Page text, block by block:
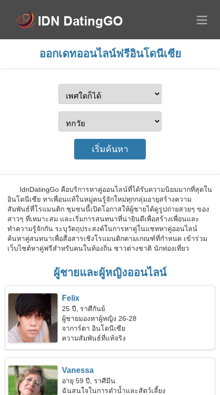
ออกเดทออนไลน์ฟรีอินโดนีเซีย
IdnDatingGo คือบริการหาคู่ออนไลน์ที่ได้รับความนิยมมากที่สุดใน
อินโดนีเซีย หาเพื่อนแท้ในหมู่คนรู้จักใหม่ทุกกลุ่มอายุสร้างความ
สัมพันธ์ที่โรแมนติก ชุมชนนี้เปิดโอกาสให้ผู้ชายได้ดูรูปถ่ายสวยๆ ของ
สาวๆ ที่เหมาะสม และเริ่มการสนทนาที่น่ายินดีเพื่อสร้างเพื่อนและ
ทำความรู้จักกัน ระบุวัตถุประสงค์ในการหาคู่ในแชทหาคู่ออนไลน์
ค้นหาคู่สนทนาเพื่อสื่อสารเชิงโรแมนติกตามเกณฑ์ที่กำหนด เข้าร่วม
เว็บไซต์หาคู่ฟรีสำหรับคนในท้องถิ่น ชาวต่างชาติ นักท่องเที่ยว
ผู้ชายและผู้หญิงออนไลน์
Felix
25 ปี, ราศีกันย์
ผู้ชายมองหาผู้หญิง 26-28
จาการ์ตา อินโดนีเซีย
ความสัมพันธ์ที่แท้จริง
Vanessa
อายุ 59 ปี, ราศีมีน
ฉันสนใจในการดำน้ำและสัตว์เลี้ยง